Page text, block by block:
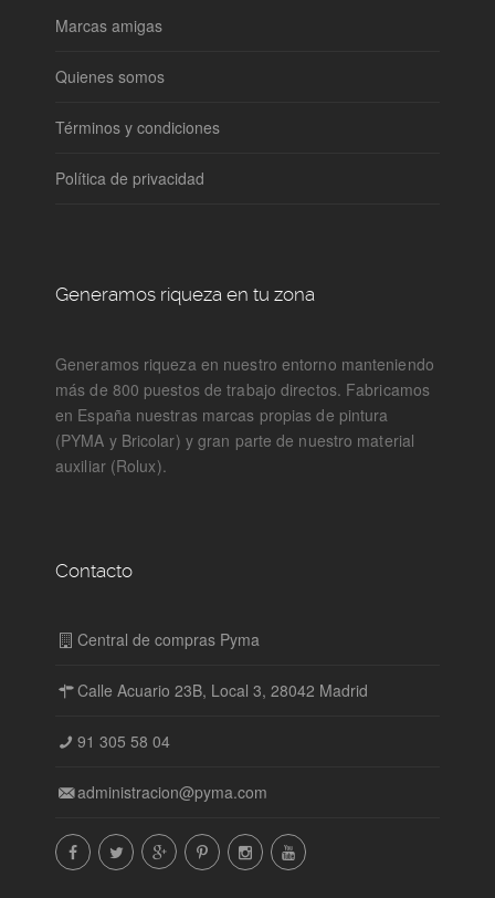
Marcas amigas
Quienes somos
Términos y condiciones
Política de privacidad
Generamos riqueza en tu zona
Generamos riqueza en nuestro entorno manteniendo
más de 800 puestos de trabajo directos. Fabricamos
en España nuestras marcas propias de pintura
(PYMA y Bricolar) y gran parte de nuestro material
auxiliar (Rolux).
Contacto
Central de compras Pyma
Calle Acuario 23B, Local 3, 28042 Madrid
91 305 58 04
administracion@pyma.com